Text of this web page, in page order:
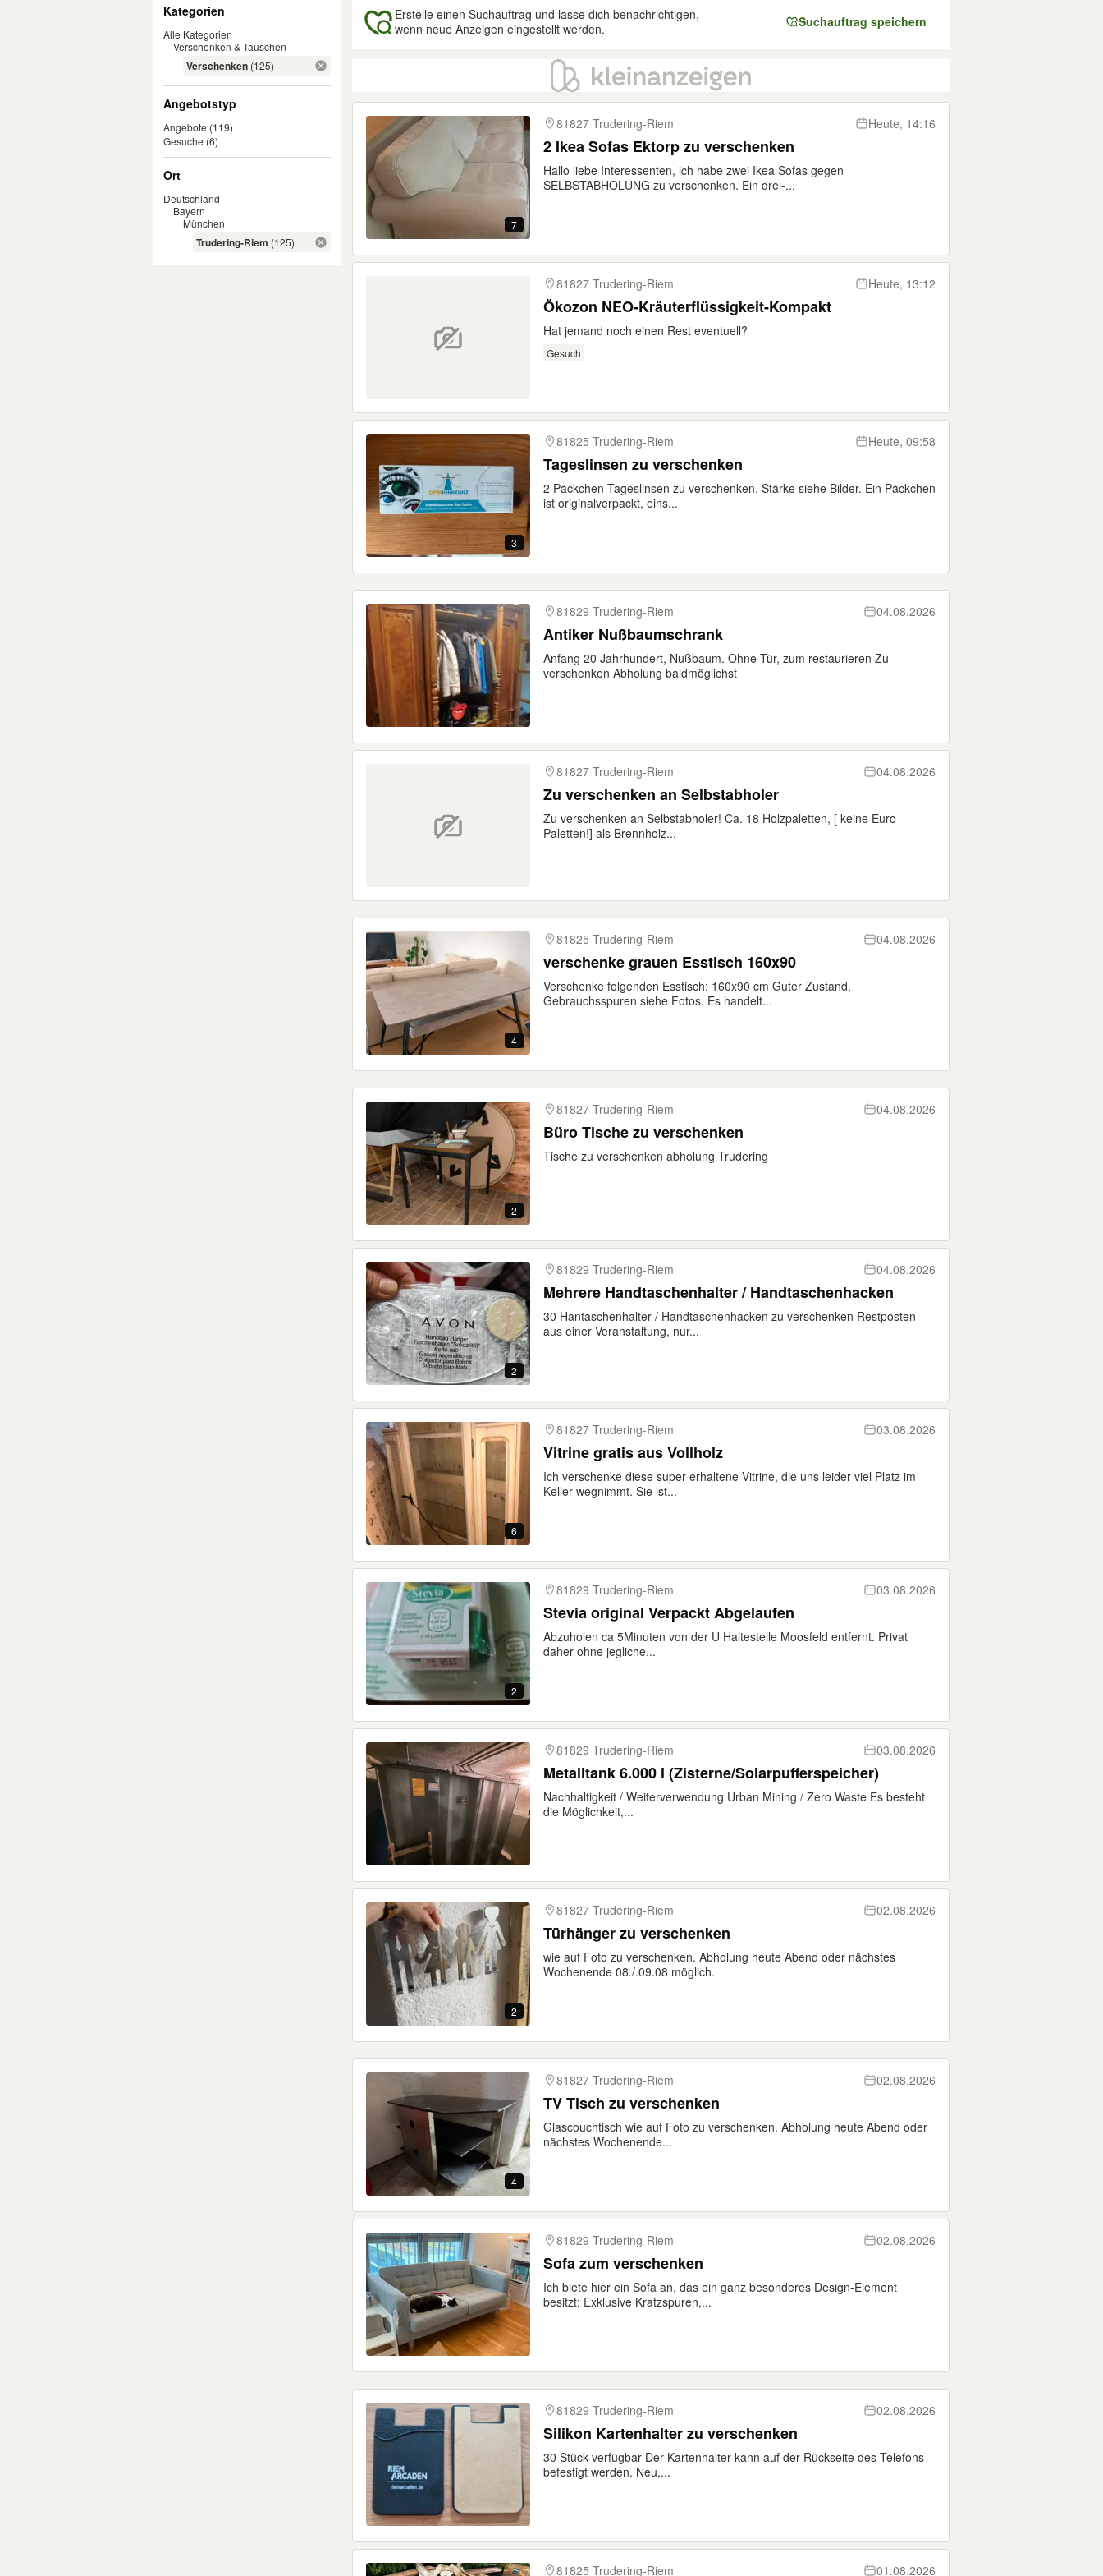
Kategorien
Alle Kategorien
Verschenken & Tauschen
Verschenken (125)
Angebotstyp
Angebote (119)
Gesuche (6)
Ort
Deutschland
Bayern
München
Trudering-Riem (125)
Erstelle einen Suchauftrag und lasse dich benachrichtigen,
wenn neue Anzeigen eingestellt werden.
Suchauftrag speichern
Ergebnisse
7
81827 Trudering-Riem Heute, 14:16
2 Ikea Sofas Ektorp zu verschenken
Hallo liebe Interessenten, ich habe zwei Ikea Sofas gegen
SELBSTABHOLUNG zu verschenken. Ein drei-...
81827 Trudering-Riem Heute, 13:12
Ökozon NEO-Kräuterflüssigkeit-Kompakt
Hat jemand noch einen Rest eventuell?
Gesuch
3
81825 Trudering-Riem Heute, 09:58
Tageslinsen zu verschenken
2 Päckchen Tageslinsen zu verschenken. Stärke siehe Bilder. Ein Päckchen
ist originalverpackt, eins...
81829 Trudering-Riem 04.08.2026
Antiker Nußbaumschrank
Anfang 20 Jahrhundert, Nußbaum. Ohne Tür, zum restaurieren Zu
verschenken Abholung baldmöglichst
81827 Trudering-Riem 04.08.2026
Zu verschenken an Selbstabholer
Zu verschenken an Selbstabholer! Ca. 18 Holzpaletten, [ keine Euro
Paletten!] als Brennholz...
4
81825 Trudering-Riem 04.08.2026
verschenke grauen Esstisch 160x90
Verschenke folgenden Esstisch: 160x90 cm Guter Zustand,
Gebrauchsspuren siehe Fotos. Es handelt...
2
81827 Trudering-Riem 04.08.2026
Büro Tische zu verschenken
Tische zu verschenken abholung Trudering
2
81829 Trudering-Riem 04.08.2026
Mehrere Handtaschenhalter / Handtaschenhacken
30 Hantaschenhalter / Handtaschenhacken zu verschenken Restposten
aus einer Veranstaltung, nur...
6
81827 Trudering-Riem 03.08.2026
Vitrine gratis aus Vollholz
Ich verschenke diese super erhaltene Vitrine, die uns leider viel Platz im
Keller wegnimmt. Sie ist...
2
81829 Trudering-Riem 03.08.2026
Stevia original Verpackt Abgelaufen
Abzuholen ca 5Minuten von der U Haltestelle Moosfeld entfernt. Privat
daher ohne jegliche...
81829 Trudering-Riem 03.08.2026
Metalltank 6.000 l (Zisterne/Solarpufferspeicher)
Nachhaltigkeit / Weiterverwendung Urban Mining / Zero Waste Es besteht
die Möglichkeit,...
2
81827 Trudering-Riem 02.08.2026
Türhänger zu verschenken
wie auf Foto zu verschenken. Abholung heute Abend oder nächstes
Wochenende 08./.09.08 möglich.
4
81827 Trudering-Riem 02.08.2026
TV Tisch zu verschenken
Glascouchtisch wie auf Foto zu verschenken. Abholung heute Abend oder
nächstes Wochenende...
81829 Trudering-Riem 02.08.2026
Sofa zum verschenken
Ich biete hier ein Sofa an, das ein ganz besonderes Design-Element
besitzt: Exklusive Kratzspuren,...
81829 Trudering-Riem 02.08.2026
Silikon Kartenhalter zu verschenken
30 Stück verfügbar Der Kartenhalter kann auf der Rückseite des Telefons
befestigt werden. Neu,...
81825 Trudering-Riem 01.08.2026